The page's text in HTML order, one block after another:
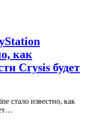
как
Crysis будет
стало известно, как